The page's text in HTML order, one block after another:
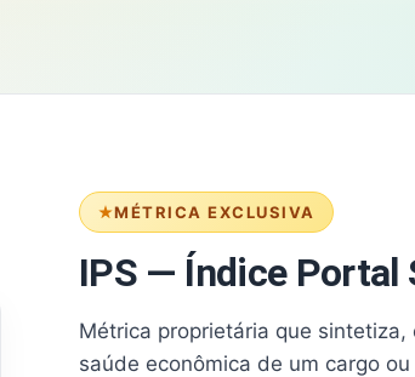
MÉTRICA EXCLUSIVA
IPS — Índice Portal
Métrica proprietária que
saúde econômica de um cargo